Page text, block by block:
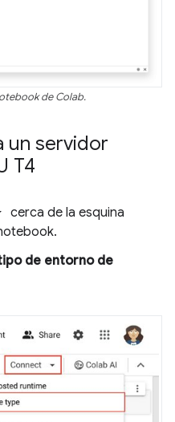
de Colab.
un servidor
T4
cerca de la esquina
de entorno de